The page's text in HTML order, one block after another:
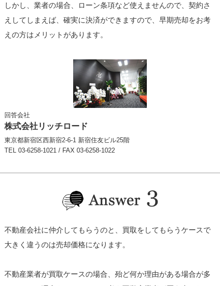
しかし、業者の場合、ローン条項など使えませんので、契約さ
えしてしまえば、確実に決済ができますので、早期売却をお考
えの方はメリットがあります。
回答会社
株式会社リッチロード
東京都新宿区西新宿2-6-1 新宿住友ビル25階
TEL 03-6258-1021 / FAX 03-6258-1022
不動産会社に仲介してもらうのと、買取をしてもらうケースで
大きく違うのは売却価格になります。
不動産業者が買取ケースの場合、殆ど何か理由がある場合が多